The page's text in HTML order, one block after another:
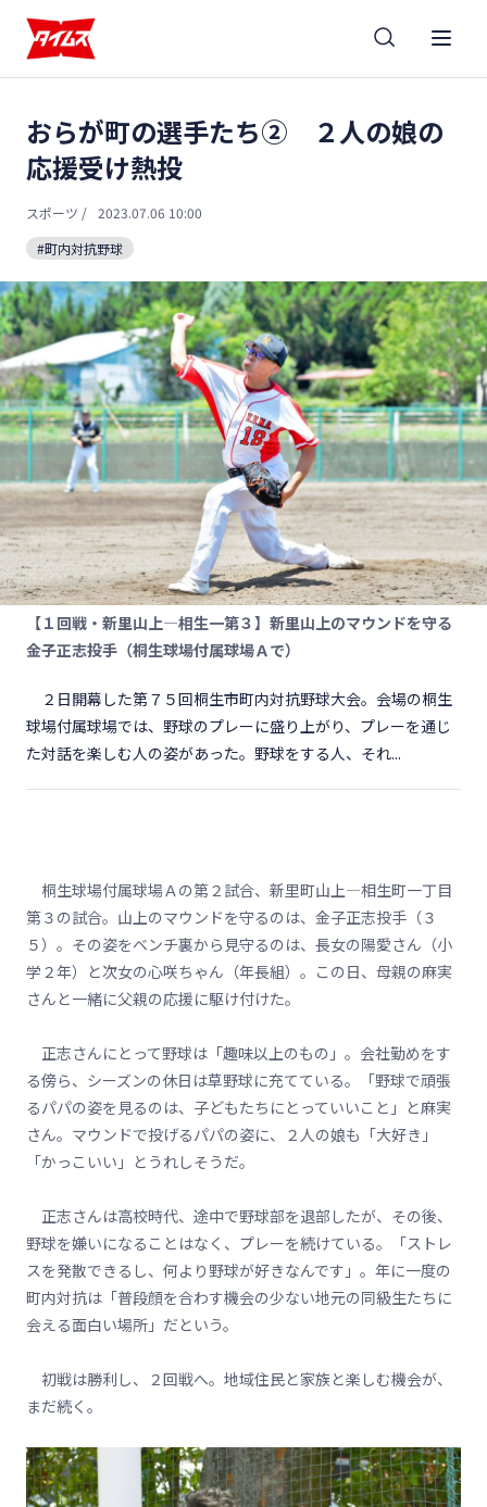
おらが町の選手たち② ２人の娘の
応援受け熱投
スポーツ / 2023.07.06 10:00
#町内対抗野球
【１回戦・新里山上―相生一第３】新里山上のマウンドを守る
金子正志投手（桐生球場付属球場Ａで）
２日開幕した第７５回桐生市町内対抗野球大会。会場の桐生
球場付属球場では、野球のプレーに盛り上がり、プレーを通じ
た対話を楽しむ人の姿があった。野球をする人、それ...
桐生球場付属球場Ａの第２試合、新里町山上―相生町一丁目
第３の試合。山上のマウンドを守るのは、金子正志投手（３
５）。その姿をベンチ裏から見守るのは、長女の陽愛さん（小
学２年）と次女の心咲ちゃん（年長組）。この日、母親の麻実
さんと一緒に父親の応援に駆け付けた。
正志さんにとって野球は「趣味以上のもの」。会社勤めをす
る傍ら、シーズンの休日は草野球に充てている。「野球で頑張
るパパの姿を見るのは、子どもたちにとっていいこと」と麻実
さん。マウンドで投げるパパの姿に、２人の娘も「大好き」
「かっこいい」とうれしそうだ。
正志さんは高校時代、途中で野球部を退部したが、その後、
野球を嫌いになることはなく、プレーを続けている。「ストレ
スを発散できるし、何より野球が好きなんです」。年に一度の
町内対抗は「普段顔を合わす機会の少ない地元の同級生たちに
会える面白い場所」だという。
初戦は勝利し、２回戦へ。地域住民と家族と楽しむ機会が、
まだ続く。